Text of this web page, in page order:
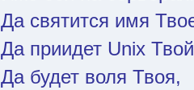
Да святится имя
Да приидет Unix
Да будет воля Твоя,